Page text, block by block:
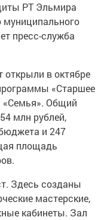
РТ Эльмира
муниципального
пресс-служба
открыли в октябре
«Старшее
«Семья». Общий
млн рублей,
и 247
площадь
Здесь созданы
мастерские,
кабинеты. Зал